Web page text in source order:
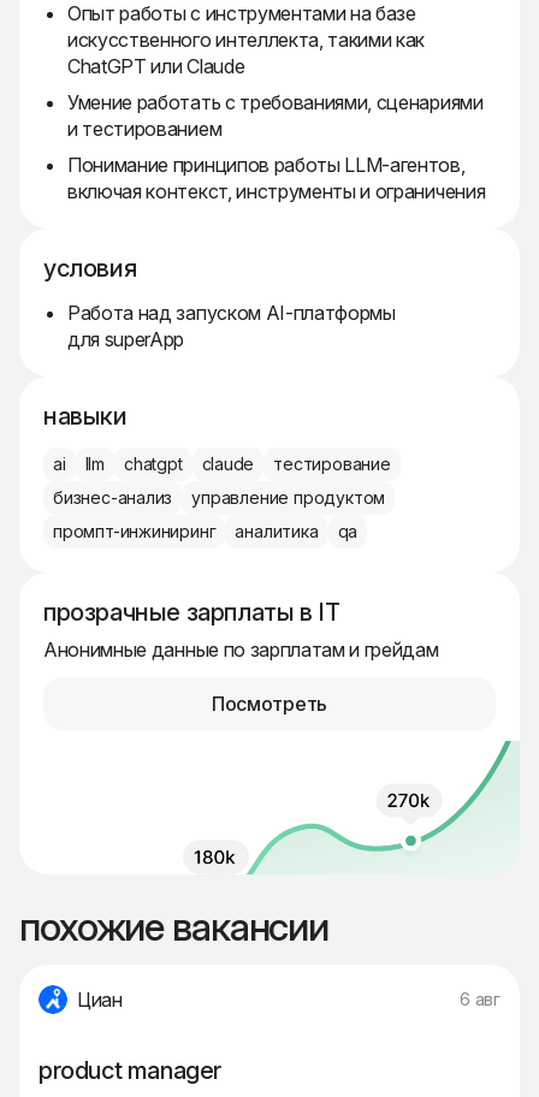
Опыт работы с инструментами на базе
искусственного интеллекта, такими как
ChatGPT или Claude
Умение работать с требованиями, сценариями
и тестированием
Понимание принципов работы LLM-агентов,
включая контекст, инструменты и ограничения
условия
Работа над запуском AI-платформы
для superApp
навыки
ai llm chatgpt claude
тестирование
бизнес-анализ
управление продуктом
промпт-инжиниринг
аналитика qa
прозрачные зарплаты в IT
Анонимные данные по зарплатам и грейдам
Посмотреть
похожие вакансии
Циан 6 авг
product manager